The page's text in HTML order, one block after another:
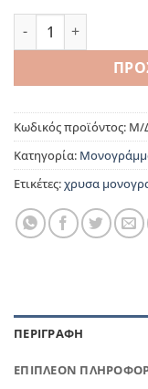
P μονόγραμμα
Κωδικός προϊόντος: Μ/
Κατηγορία:
Ετικέτες:χρυσα
ΠΕΡΙΓΡΑΦΉ
ΕΠΙΠΛΈΟΝ